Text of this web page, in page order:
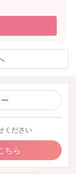
ください
ちら